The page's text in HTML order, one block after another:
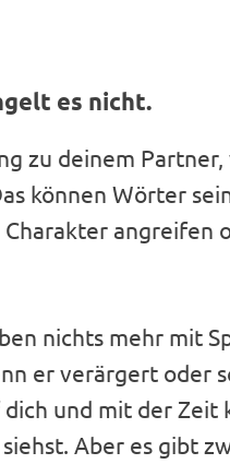
es nicht.
zu deinem
können Wörter
angreifen
nichts mehr mit
er verärgert oder
und mit der Zeit
Aber es gibt